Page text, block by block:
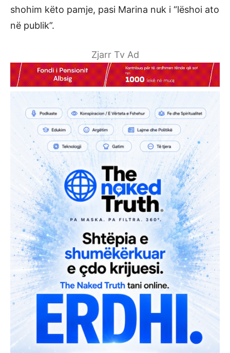
shohim këto pamje, pasi Marina nuk i “lëshoi ato
në publik”.
Zjarr Tv Ad